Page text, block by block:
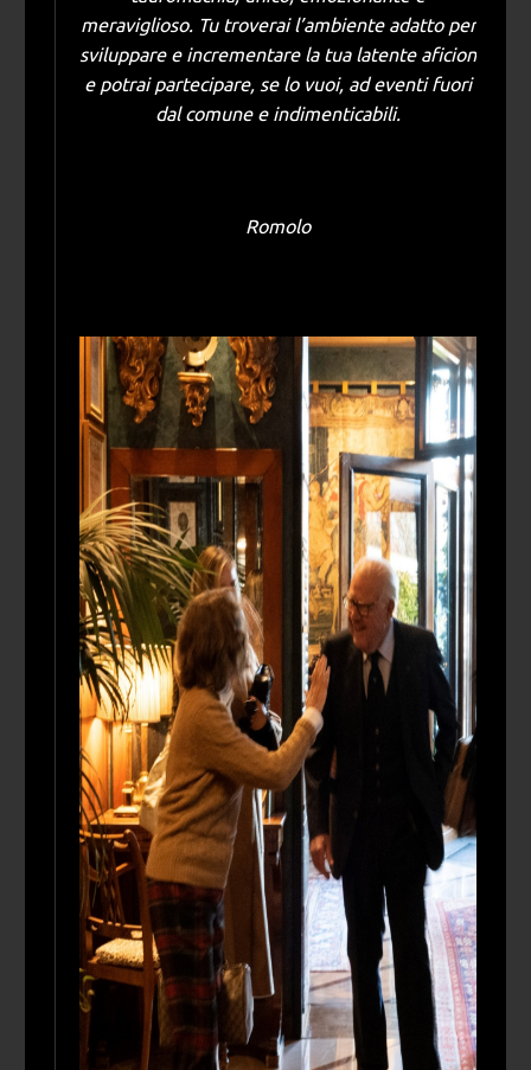
meraviglioso. Tu troverai l’ambiente adatto per
sviluppare e incrementare la tua latente aficion
e potrai partecipare, se lo vuoi, ad eventi fuori
dal comune e indimenticabili.
Romolo